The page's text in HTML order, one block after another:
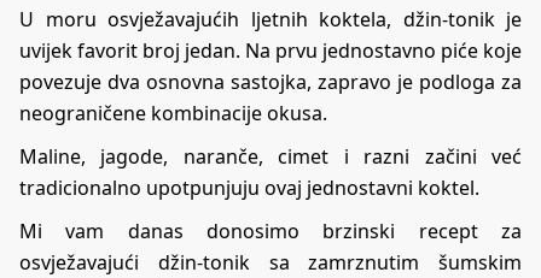
U moru osvježavajućih ljetnih koktela, džin-tonik je
uvijek favorit broj jedan. Na prvu jednostavno piće koje
povezuje dva osnovna sastojka, zapravo je podloga za
neograničene kombinacije okusa.
Maline, jagode, naranče, cimet i razni začini već
tradicionalno upotpunjuju ovaj jednostavni koktel.
Mi vam danas donosimo brzinski recept za
osvježavajući džin-tonik sa zamrznutim šumskim